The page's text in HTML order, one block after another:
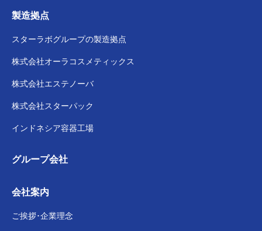
製造拠点
スターラボグループの製造拠点
株式会社オーラコスメティックス
株式会社エステノーバ
株式会社スターパック
インドネシア容器工場
グループ会社
会社案内
ご挨拶･企業理念